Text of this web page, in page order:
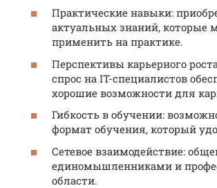
Практические навыки:
актуальных знаний, которые
применить на практике.
Перспективы карьерного
спрос на IT-специалистов
хорошие возможности для
Гибкость в обучении:
формат обучения, который
Сетевое взаимодействие:
единомышленниками и
области.